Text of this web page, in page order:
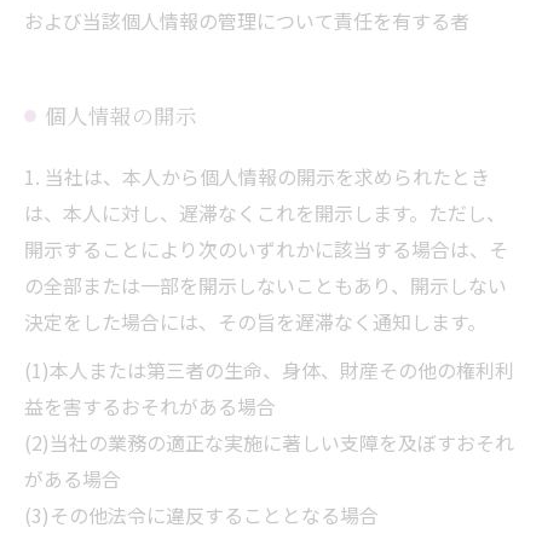
および当該個人情報の管理について責任を有する者
個人情報の開示
1. 当社は、本人から個人情報の開示を求められたとき
は、本人に対し、遅滞なくこれを開示します。ただし、
開示することにより次のいずれかに該当する場合は、そ
の全部または一部を開示しないこともあり、開示しない
決定をした場合には、その旨を遅滞なく通知します。
(1)本人または第三者の生命、身体、財産その他の権利利
益を害するおそれがある場合
(2)当社の業務の適正な実施に著しい支障を及ぼすおそれ
がある場合
(3)その他法令に違反することとなる場合